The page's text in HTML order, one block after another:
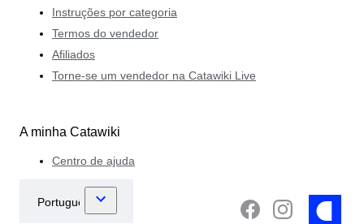
Instruções por categoria
Termos do vendedor
Afiliados
Torne-se um vendedor na Catawiki Live
A minha Catawiki
Centro de ajuda